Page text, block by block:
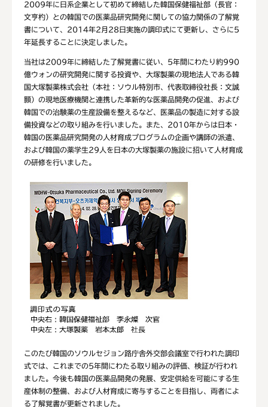
2009年に日系企業として初めて締結した韓国保健福祉部（長官：
文亨杓）との韓国での医薬品研究開発に関しての協力関係の了解覚
書について、2014年2月28日実施の調印式にて更新し、さらに5
年延長することに決定しました。
当社は2009年に締結した了解覚書に従い、5年間にわたり約990
億ウォンの研究開発に関する投資や、大塚製薬の現地法人である韓
国大塚製薬株式会社（本社：ソウル特別市、代表取締役社長：文誠
顥）の現地医療機関と連携した革新的な医薬品開発の促進、および
韓国での治験薬の生産設備を整えるなど、医薬品の製造に対する設
備投資などの取り組みを行いました。また、2010年からは日本・
韓国の医薬品研究開発の人材育成プログラムの企画や講師の派遣、
および韓国の薬学生29人を日本の大塚製薬の施設に招いて人材育成
の研修を行いました。
このたび韓国のソウルセジョン路庁舎外交部会議室で行われた調印
式では、これまでの5年間にわたる取り組みの評価、検証が行われ
ました。今後も韓国の医薬品開発の発展、安定供給を可能にする生
産体制の整備、および人材育成に寄与することを目指し、両者によ
る了解覚書が更新されました。